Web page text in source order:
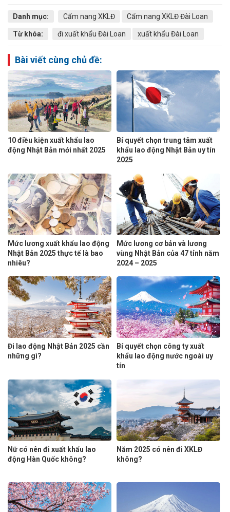
Danh mục: Cẩm nang XKLĐ Cẩm nang XKLĐ Đài Loan
Từ khóa: đi xuất khẩu Đài Loan xuất khẩu Đài Loan
Bài viết cùng chủ đề:
10 điều kiện xuất khẩu lao
động Nhật Bản mới nhất 2025
Bí quyết chọn trung tâm xuất
khẩu lao động Nhật Bản uy tín
2025
Mức lương xuất khẩu lao động
Nhật Bản 2025 thực tế là bao
nhiêu?
Mức lương cơ bản và lương
vùng Nhật Bản của 47 tỉnh năm
2024 – 2025
Đi lao động Nhật Bản 2025 cần
những gì?
Bí quyết chọn công ty xuất
khẩu lao động nước ngoài uy
tín
Nữ có nên đi xuất khẩu lao
động Hàn Quốc không?
Năm 2025 có nên đi XKLĐ
không?